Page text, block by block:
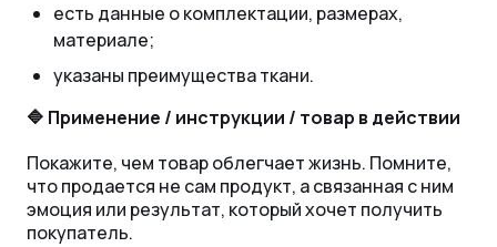
есть данные о комплектации, размерах,
материале;
указаны преимущества ткани.
🔷 Применение / инструкции / товар в действии
Покажите, чем товар облегчает жизнь. Помните,
что продается не сам продукт, а связанная с ним
эмоция или результат, который хочет получить
покупатель.